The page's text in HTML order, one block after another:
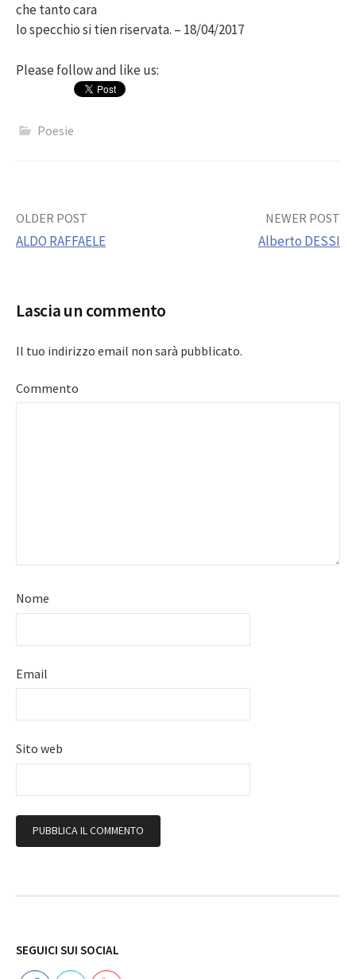
che tanto cara
lo specchio si tien riservata. – 18/04/2017
Please follow and like us:
Poesie
Post
OLDER POST
ALDO RAFFAELE
NEWER POST
Alberto DESSI
Lascia un commento
Il tuo indirizzo email non sarà pubblicato.
Commento
Nome
Email
Sito web
SEGUICI SUI SOCIAL